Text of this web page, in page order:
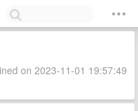
on 2023-11-01 19:57:49